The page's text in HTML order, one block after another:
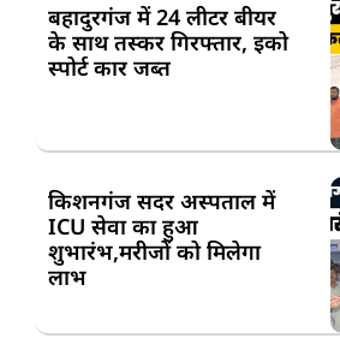
बहादुरगंज में 24 लीटर बीयर
के साथ तस्कर गिरफ्तार, इको
स्पोर्ट कार जब्त
किशनगंज सदर अस्पताल में
ICU सेवा का हुआ
शुभारंभ,मरीजों को मिलेगा
लाभ